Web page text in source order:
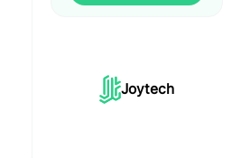
Joytech